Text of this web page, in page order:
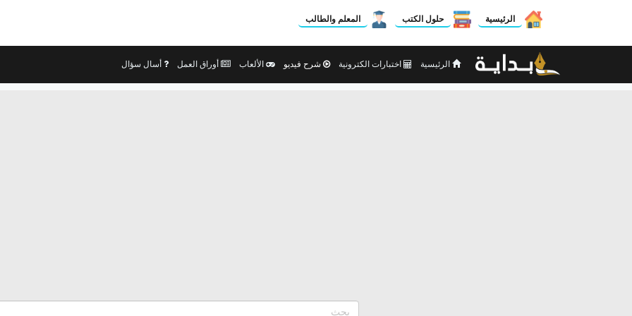
الرئيسية حلول الكتب المعلم والطالب
الرئيسية اختبارات الكترونية شرح فيديو الألعاب أوراق العمل أسال سؤال